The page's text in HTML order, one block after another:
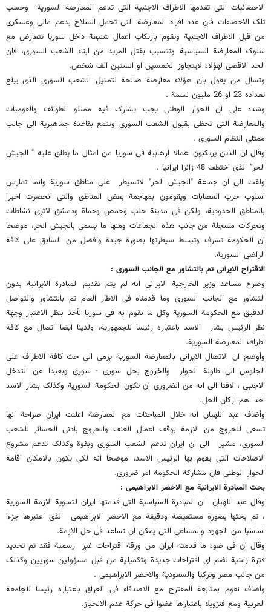
الاحصائیات التی تقدمها الاطراف الاجنبیة التی تدعم المعارضة السوریة وحسب
تلک الاحصاءات فان عدد افراد المعارضة التی تحمل السلاح بدعم مالی وعسکری
من قبل الاطراف الاجنبیة وتقوم بارتکاب اعمال شنیعة داخل سوریا تتعارض مع
سلوک المعارضة السیاسیة وتتسبب بقتل المزید من ابناء الشعب السوری، فان
الحد الاقصى لهؤلاء لایتجاوز الخمسین او الستین الف شخص.
وتسال من یقول بان هؤلاء معارضة صالحة لتمثیل الشعب السوری الذی یبلغ
تعداده 23 او 26 ملیون نسمة .
وشدد على ان الحوار الوطنی یجب یشارک فیه ممثلو الطوائف والقومیات
والمعارضة التی تحظى بقبول الشعب السوری وتتمع بقاعدة جماهیریة الى جانب
ممثلی النظام السوری .
وقال ان الذین یرتکبون اعمالا ارهابیة فی سوریا من امثال ما یطلق علیه " الجیش
الحر" الذی اختطف 48 زائرا ایرانیا .
ولفت الى ان جماعة "الجیش الحر" لاتسیطر على مناطق سوریة وانما تمارس
اسلوب حرب العصابات ویقومون بمهاجمة بعض المناطق والتی انحصرت اخیرا
بالمناطق الحدودیة، ولکن فی مدینة حلب وحمص وحماة ودمشق لاترى نشاطات
وتحرکات مسجلة من جانب هذه الجماعات ومنها ما یسمى بالجیش الحر، موضحا
ان الحکومة تشرف وتبسط سیطرتها بصورة جیدة وافضل من السابق على کافة
الراضی السوریة.
الاقتراح الایرانی تم بالتشاور مع الجانب السوری :
وصرح مساعد وزیر الخارجیة الایرانی انه لم یتم تقدیم المبادرة الایرانیة بدون
التشاور مع الجانب السوری وما قدمناه فی الاطار العام تم بالتشاور والتواصل
الدقیق مع الحکومة السوریة وکل ما نقوم به فی سوریا نأخذ بنظر الاعتبار وجهة
نظر الرئیس بشار الاسد باعتباره رئیسا للجمهوریة، ولدینا ایضا اتصال مع کافة
اطراف المعارضة السوریة.
وأوضح ان الاتصال الایرانی بالمعارضة السوریة یرمی الى حث کافة الاطراف على
الجلوس الى طاولة الحوار والخروج بحل سوری - سوری وبعیدا عن التدخل
الاجنبی ، لافتا الى انه من الضروری ان تکون الحکومة السوریة وکذلک بشار الاسد
احد اهم ارکان الحل.
وأضاف عبد اللهیان انه خلال المباحثات مع المعارضة اعلنت ایران صراحة انها
تسعى للخروج من الازمة بوقف اعمال العنف والخروج بادنى الخسائر للشعب
السوری، مشیرا الى ان ایران تدعم الشعب السوری وبقوة وکذلک تدعم مشروع
الاصلاحات التی یقوم بها الرئیس الاسد، موضحا انه لکی یکون بالامکان اقامة
الحوار الوطنی فان مشارکة الحکومة امر ضروری.
بحث المبادرة الایرانیة مع الاخضر الابراهیمی :
وقال عبد اللهیان ان المبادرة السیاسیة التی قدمتها ایران لتسویة الازمة السوریة
، تم بحثها بصورة مستفیضة ودقیقة مع الاخضر الابراهیمی الذی اعتبرها جزءا
اساسیا من الجهود والمساعی التی یمکن ان تساعد فی حل الازمة.
وقال ان فی ضوء ما قدمته ایران من ورقة اقتراحات غیر رسمیة فقد تم تحدید
فترة زمنیة لضم ای اقتراحات جدیدة وتکمیلیة من قبل مسؤولین سوریین وکذلک
من جانب مصر وترکیا والسعودیة والاخضر الابراهیمی .
وأضاف نقوم بمتابعة المقترح مع الاصدقاء فی العراق باعتباره رئیسا للجامعة
العربیة ومع فنزویلا باعتبارها عضوا فی حرکة عدم الانحیاز.